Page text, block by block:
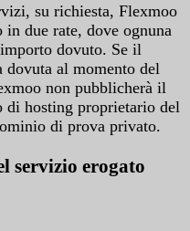
su richiesta, Flexmoo
due rate, dove ognuna
dovuto. Se il
dovuta al momento del
non pubblicherà il
di hosting proprietario del
di prova privato.
servizio erogato